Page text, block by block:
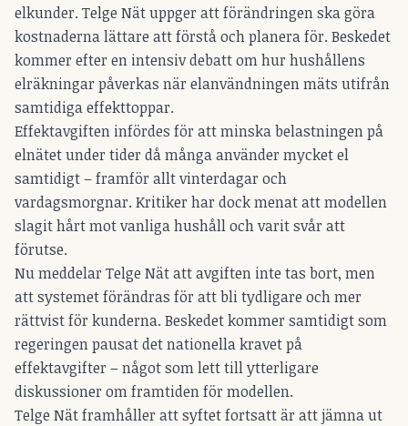
elkunder. Telge Nät uppger att förändringen ska göra
kostnaderna lättare att förstå och planera för. Beskedet
kommer efter en intensiv debatt om hur hushållens
elräkningar påverkas när elanvändningen mäts utifrån
samtidiga effekttoppar.
Effektavgiften infördes för att minska belastningen på
elnätet under tider då många använder mycket el
samtidigt – framför allt vinterdagar och
vardagsmorgnar. Kritiker har dock menat att modellen
slagit hårt mot vanliga hushåll och varit svår att
förutse.
Nu meddelar Telge Nät att avgiften inte tas bort, men
att systemet förändras för att bli tydligare och mer
rättvist för kunderna. Beskedet kommer samtidigt som
regeringen pausat det nationella kravet på
effektavgifter – något som lett till ytterligare
diskussioner om framtiden för modellen.
Telge Nät framhåller att syftet fortsatt är att jämna ut